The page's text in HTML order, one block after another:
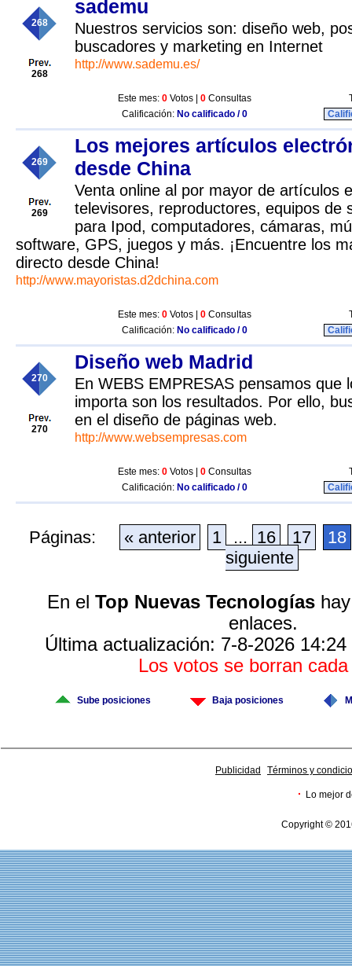
268
268
sademu
Nuestros servicios son: diseño web,
buscadores y marketing en Internet
http://www.sademu.es/
Este mes: 0 Votos | 0 Consultas
Calificación: No calificado / 0
269
269
Los mejores artículos
desde China
Venta online al por mayor de artículos
televisores, reproductores, equipos de
para Ipod, computadores, cámaras,
software, GPS, juegos y más. ¡Encuentre los
directo desde China!
http://www.mayoristas.d2dchina.com
Este mes: 0 Votos | 0 Consultas
Calificación: No calificado / 0
270
270
Diseño web Madrid
En WEBS EMPRESAS pensamos que
importa son los resultados. Por ello,
en el diseño de páginas web.
http://www.websempresas.com
Este mes: 0 Votos | 0 Consultas
Calificación: No calificado / 0
Páginas: « anterior 1 ... 16 17
18
siguiente
En el Top Nuevas Tecnologías
enlaces.
Última actualización: 7-8-2026
Los votos se borran
Sube posiciones Baja posiciones
Publicidad Términos y
· Lo mejor
Copyright ©